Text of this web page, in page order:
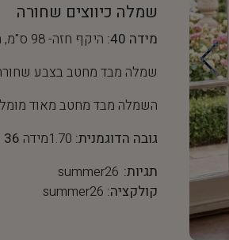
שמלה כיווצים שחורה
מידה 40:
היקף חזה- 98 ס"מ, היקף מותן- 76 ס"מ
שמלה מבד מחטב בצבע
השמלה מבד מחטב מאוד
גובה הדוגמנית: 1.70מידה
36
תגיות: summer26
קולקציה: summer26